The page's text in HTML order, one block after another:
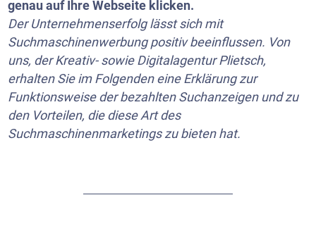
genau auf Ihre Webseite klicken.
Der Unternehmenserfolg lässt sich mit
Suchmaschinenwerbung positiv beeinflussen. Von
uns, der Kreativ- sowie Digitalagentur Plietsch,
erhalten Sie im Folgenden eine Erklärung zur
Funktionsweise der bezahlten Suchanzeigen und zu
den Vorteilen, die diese Art des
Suchmaschinenmarketings zu bieten hat.